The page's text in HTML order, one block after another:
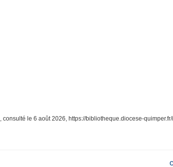
, consulté le 6 août 2026, https://bibliotheque.diocese-